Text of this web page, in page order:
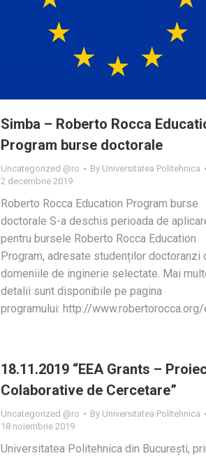
Simba – Roberto Rocca
Program burse doctorale
Uncategorized @ro By Universitatea Politehnica
2 decembrie 2019
Roberto Rocca Education Program burse
doctorale S-a deschis perioada de
pentru bursele Roberto Rocca Education
Program, adresate studenților doctoranzi
domeniile de inginerie selectate. Mai
detalii sunt disponibile pe pagina
programului: http://
18.11.2019 “EEA Grants –
Colaborative de Cercetare”
Uncategorized @ro By Universitatea Politehnica
18 noiembrie 2019
Universitatea Politehnica din București,